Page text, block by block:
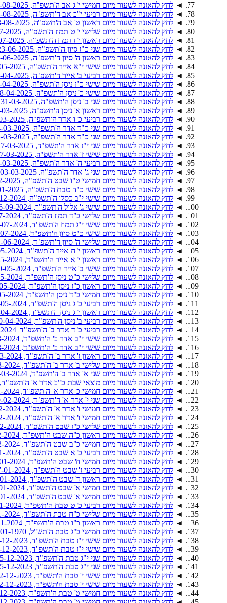
◄ לחץ להאזנה לשעור מיום חמישי י"ג אב ה'תשפ"ה, 07-08-2025 למנינם
◄ לחץ להאזנה לשעור מיום רביעי י"ב אב ה'תשפ"ה, 06-08-2025 למנינם
◄ לחץ להאזנה לשעור מיום ראשון ט' אב ה'תשפ"ה, 03-08-2025 למנינם
◄ לחץ להאזנה לשעור מיום שלישי י"ט תמוז ה'תשפ"ה, 15-07-2025 למנינם
◄ לחץ להאזנה לשעור מיום ראשון י"ז תמוז ה'תשפ"ה, 13-07-2025 למנינם
◄ לחץ להאזנה לשעור מיום שני כ"ז סיון ה'תשפ"ה, 23-06-2025 למנינם
◄ לחץ להאזנה לשעור מיום ראשון ה' סיון ה'תשפ"ה, 01-06-2025 למנינם
◄ לחץ להאזנה לשעור מיום שישי י"א אייר ה'תשפ"ה, 09-05-2025 למנינם
◄ לחץ להאזנה לשעור מיום רביעי ב' אייר ה'תשפ"ה, 30-04-2025 למנינם
◄ לחץ להאזנה לשעור מיום שישי כ"ז ניסן ה'תשפ"ה, 25-04-2025 למנינם
◄ לחץ להאזנה לשעור מיום שישי כ' ניסן ה'תשפ"ה, 18-04-2025 למנינם
◄ לחץ להאזנה לשעור מיום שני ב' ניסן ה'תשפ"ה, 31-03-2025 למנינם
◄ לחץ להאזנה לשעור מיום ראשון א' ניסן ה'תשפ"ה, 30-03-2025 למנינם
◄ לחץ להאזנה לשעור מיום רביעי כ"ו אדר ה'תשפ"ה, 26-03-2025 למנינם
◄ לחץ להאזנה לשעור מיום שני כ"ד אדר ה'תשפ"ה, 24-03-2025 למנינם
◄ לחץ להאזנה לשעור מיום שני כ"ד אדר ה'תשפ"ה, 24-03-2025 למנינם
◄ לחץ להאזנה לשעור מיום שני י"ז אדר ה'תשפ"ה, 17-03-2025 למנינם
◄ לחץ להאזנה לשעור מיום שישי ז' אדר ה'תשפ"ה, 07-03-2025 למנינם
◄ לחץ להאזנה לשעור מיום רביעי ה' אדר ה'תשפ"ה, 05-03-2025 למנינם
◄ לחץ להאזנה לשעור מיום שני ג' אדר ה'תשפ"ה, 03-03-2025 למנינם
◄ לחץ להאזנה לשעור מיום חמישי ט"ו שבט ה'תשפ"ה, 13-02-2025 למנינם
◄ לחץ להאזנה לשעור מיום שישי כ"ד טבת ה'תשפ"ה, 24-01-2025 למנינם
◄ לחץ להאזנה לשעור מיום שישי י"ב כסלו ה'תשפ"ה, 13-12-2024 למנינם
◄ לחץ להאזנה לשעור מיום שישי ג' אלול ה'תשפ"ד, 06-09-2024 למנינם
◄ לחץ להאזנה לשעור מיום שלישי כ"ד תמוז ה'תשפ"ד, 30-07-2024 למנינם
◄ לחץ להאזנה לשעור מיום שישי י"ג תמוז ה'תשפ"ד, 19-07-2024 למנינם
◄ לחץ להאזנה לשעור מיום שישי כ"ט סיון ה'תשפ"ד, 05-07-2024 למנינם
◄ לחץ להאזנה לשעור מיום שלישי ה' סיון ה'תשפ"ד, 11-06-2024 למנינם
◄ לחץ להאזנה לשעור מיום ראשון י"ח אייר ה'תשפ"ד, 26-05-2024 למנינם
◄ לחץ להאזנה לשעור מיום ראשון י"א אייר ה'תשפ"ד, 19-05-2024 למנינם
◄ לחץ להאזנה לשעור מיום שישי ב' אייר ה'תשפ"ד, 10-05-2024 למנינם
◄ לחץ להאזנה לשעור מיום שלישי כ"ט ניסן ה'תשפ"ד, 07-05-2024 למנינם
◄ לחץ להאזנה לשעור מיום ראשון כ"ז ניסן ה'תשפ"ד, 05-05-2024 למנינם
◄ לחץ להאזנה לשעור מיום חמישי כ"ד ניסן ה'תשפ"ד, 02-05-2024 למנינם
◄ לחץ להאזנה לשעור מיום רביעי כ"ג ניסן ה'תשפ"ד, 01-05-2024 למנינם
◄ לחץ להאזנה לשעור מיום ראשון י"ג ניסן ה'תשפ"ד, 21-04-2024 למנינם
◄ לחץ להאזנה לשעור מיום רביעי ב' ניסן ה'תשפ"ד, 10-04-2024 למנינם
◄ לחץ להאזנה לשעור מיום רביעי כ"ד אדר ב' ה'תשפ"ד, 03-04-2024 למנינם
◄ לחץ להאזנה לשעור מיום שישי י"ב אדר ב' ה'תשפ"ד, 22-03-2024 למנינם
◄ לחץ להאזנה לשעור מיום שישי י"ב אדר ב' ה'תשפ"ד, 22-03-2024 למנינם
◄ לחץ להאזנה לשעור מיום ראשון ז' אדר ב' ה'תשפ"ד, 17-03-2024 למנינם
◄ לחץ להאזנה לשעור מיום שלישי ב' אדר ב' ה'תשפ"ד, 12-03-2024 למנינם
◄ לחץ להאזנה לשעור מיום שני א' אדר ב' ה'תשפ"ד, 11-03-2024 למנינם
◄ לחץ להאזנה לשעור מיום מוצאי שבת כ"ב אדר א' ה'תשפ"ד, 02-03-2024 למנינם
◄ לחץ להאזנה לשעור מיום חמישי כ' אדר א' ה'תשפ"ד, 29-02-2024 למנינם
◄ לחץ להאזנה לשעור מיום שני י' אדר א' ה'תשפ"ד, 19-02-2024 למנינם
◄ לחץ להאזנה לשעור מיום חמישי ו' אדר א' ה'תשפ"ד, 15-02-2024 למנינם
◄ לחץ להאזנה לשעור מיום חמישי ו' אדר א' ה'תשפ"ד, 15-02-2024 למנינם
◄ לחץ להאזנה לשעור מיום שלישי כ"ז שבט ה'תשפ"ד, 06-02-2024 למנינם
◄ לחץ להאזנה לשעור מיום ראשון כ"ה שבט ה'תשפ"ד, 04-02-2024 למנינם
◄ לחץ להאזנה לשעור מיום חמישי כ"ב שבט ה'תשפ"ד, 01-02-2024 למנינם
◄ לחץ להאזנה לשעור מיום רביעי כ"א שבט ה'תשפ"ד, 31-01-2024 למנינם
◄ לחץ להאזנה לשעור מיום חמישי ח' שבט ה'תשפ"ד, 18-01-2024 למנינם
◄ לחץ להאזנה לשעור מיום רביעי ז' שבט ה'תשפ"ד, 17-01-2024 למנינם
◄ לחץ להאזנה לשעור מיום ראשון ד' שבט ה'תשפ"ד, 14-01-2024 למנינם
◄ לחץ להאזנה לשעור מיום חמישי א' שבט ה'תשפ"ד, 11-01-2024 למנינם
◄ לחץ להאזנה לשעור מיום חמישי א' שבט ה'תשפ"ד, 11-01-2024 למנינם
◄ לחץ להאזנה לשעור מיום רביעי כ"ט טבת ה'תשפ"ד, 10-01-2024 למנינם
◄ לחץ להאזנה לשעור מיום שלישי כ"ח טבת ה'תשפ"ד, 09-01-2024 למנינם
◄ לחץ להאזנה לשעור מיום ראשון כ"ו טבת ה'תשפ"ד, 07-01-2024 למנינם
◄ לחץ להאזנה לשעור מיום חמישי כ"ג טבת ה'תש"ל, 01-01-1970 למנינם
◄ לחץ להאזנה לשעור מיום שישי י"ז טבת ה'תשפ"ד, 29-12-2023 למנינם
◄ לחץ להאזנה לשעור מיום שישי י"ז טבת ה'תשפ"ד, 29-12-2023 למנינם
◄ לחץ להאזנה לשעור מיום שני י"ג טבת ה'תשפ"ד, 25-12-2023 למנינם
◄ לחץ להאזנה לשעור מיום שני י"ג טבת ה'תשפ"ד, 25-12-2023 למנינם
◄ לחץ להאזנה לשעור מיום שישי י' טבת ה'תשפ"ד, 22-12-2023 למנינם
◄ לחץ להאזנה לשעור מיום שישי י' טבת ה'תשפ"ד, 22-12-2023 למנינם
◄ לחץ להאזנה לשעור מיום חמישי ט' טבת ה'תשפ"ד, 21-12-2023 למנינם